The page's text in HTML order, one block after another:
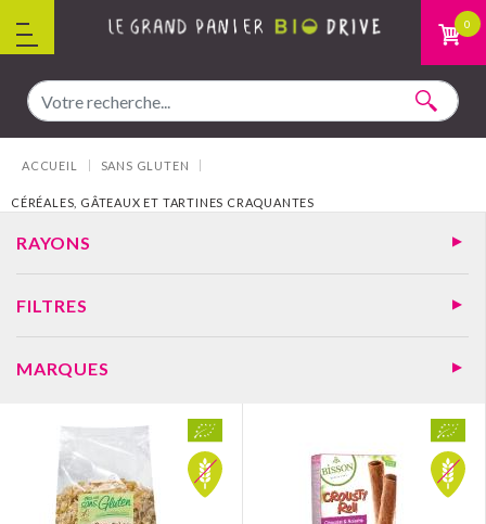
0
ACCUEIL SANS GLUTEN
CÉRÉALES, GÂTEAUX ET TARTINES CRAQUANTES
RAYONS
FILTRES
MARQUES